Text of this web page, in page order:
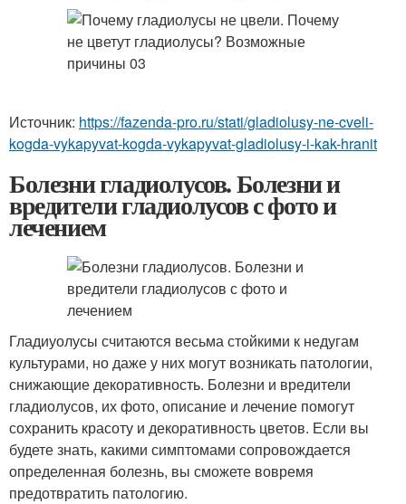
Источник: https://fazenda-pro.ru/stati/gladiolusy-ne-cveli-
kogda-vykapyvat-kogda-vykapyvat-gladiolusy-i-kak-hranit
Болезни гладиолусов. Болезни и
вредители гладиолусов с фото и
лечением
Гладиуолусы считаются весьма стойкими к недугам
культурами, но даже у них могут возникать патологии,
снижающие декоративность. Болезни и вредители
гладиолусов, их фото, описание и лечение помогут
сохранить красоту и декоративность цветов. Если вы
будете знать, какими симптомами сопровождается
определенная болезнь, вы сможете вовремя
предотвратить патологию.